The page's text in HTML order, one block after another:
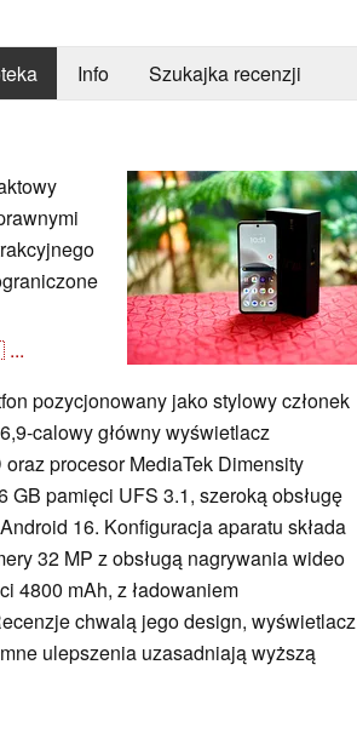
Info Szukajka recenzji
...
pozycjonowany jako stylowy członek
calowy główny wyświetlacz
procesor MediaTek Dimensity
pamięci UFS 3.1, szeroką obsługę
16. Konfiguracja aparatu składa
32 MP z obsługą nagrywania wideo
4800 mAh, z ładowaniem
chwalą jego design, wyświetlacz
ulepszenia uzasadniają wyższą